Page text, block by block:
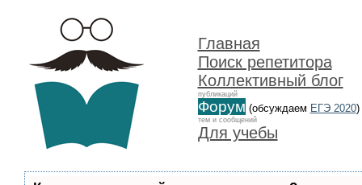
Главная
Поиск репетитора
Коллективный блог
публикаций
Форум (обсуждаем ЕГЭ 2020)
тем и сообщений
Для учебы